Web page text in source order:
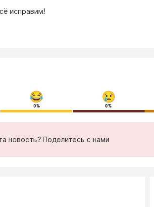
исправим!
0% 0%
новость? Поделитесь с нами